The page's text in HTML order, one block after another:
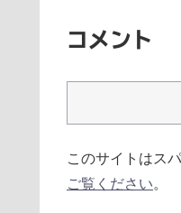
コメント
このサイトはス
ご覧ください。